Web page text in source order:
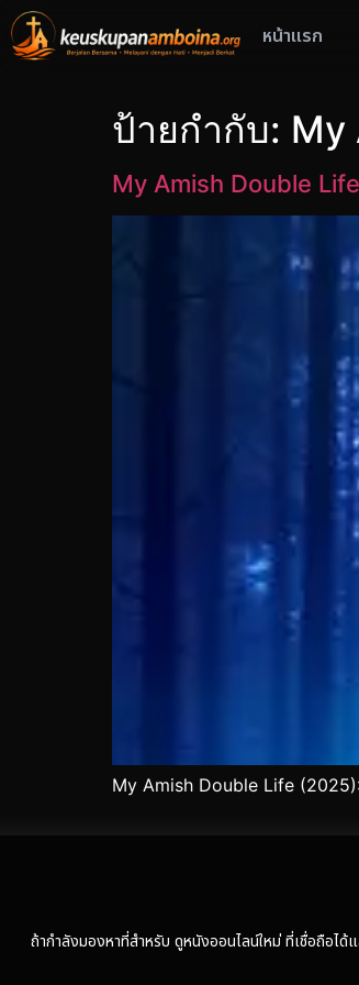
หน้าแรก
ป้ายกำกับ: My
My Amish Double
My Amish Double Life
ถ้ากำลังมองหาที่สำหรับ ดูหนังออนไลน์ใหม่ ที่เชื่อถือได้